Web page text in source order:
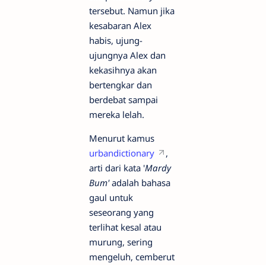
tersebut. Namun jika
kesabaran Alex
habis, ujung-
ujungnya Alex dan
kekasihnya akan
bertengkar dan
berdebat sampai
mereka lelah.
Menurut kamus
urbandictionary
,
arti dari kata 'Mardy
Bum'adalah bahasa
gaul untuk
seseorang yang
terlihat kesal atau
murung, sering
mengeluh, cemberut